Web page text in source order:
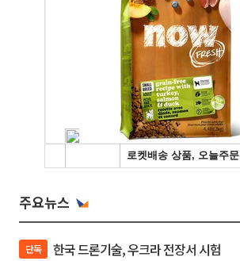
주요뉴스
단독